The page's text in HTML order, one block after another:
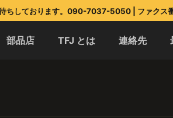
待ちしております。090-7037-5050 | ファク
部品店 TFJ とは 連絡先